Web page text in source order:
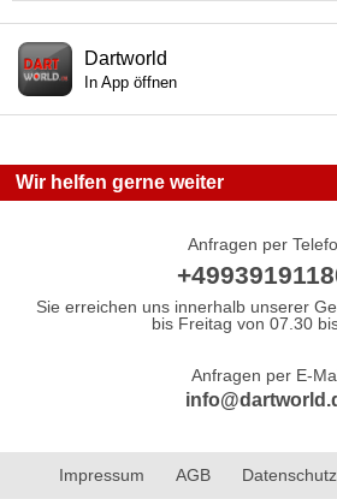
Dartworld
In App öffnen
Wir helfen gerne weiter
Anfragen per
Sie erreichen uns innerhalb unserer
bis Freitag von 07.30
Anfragen per E-
Impressum AGB Datenschutz